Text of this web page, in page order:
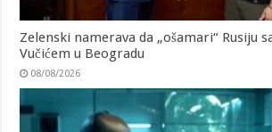
Zelenski namerava da „ošamari“ Rusiju
Vučićem u Beogradu
08/08/2026